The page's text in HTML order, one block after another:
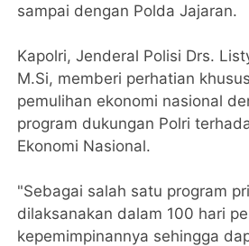
sampai dengan Polda Jajaran.
Kapolri, Jenderal Polisi Drs.
M.Si, memberi perhatian
pemulihan ekonomi nasional
program dukungan Polri
Ekonomi Nasional.
"Sebagai salah satu program
dilaksanakan dalam 100 hari
kepemimpinannya sehingga